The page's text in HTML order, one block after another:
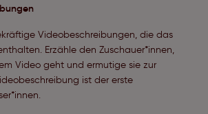
Videobeschreibungen, die das
Erzähle den Zuschauer*innen,
Video geht und ermutige sie zur
ist der erste